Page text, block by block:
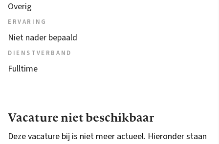
Overig
ERVARING
Niet nader bepaald
DIENSTVERBAND
Fulltime
Vacature niet beschikbaar
Deze vacature bij is niet meer actueel. Hieronder staan